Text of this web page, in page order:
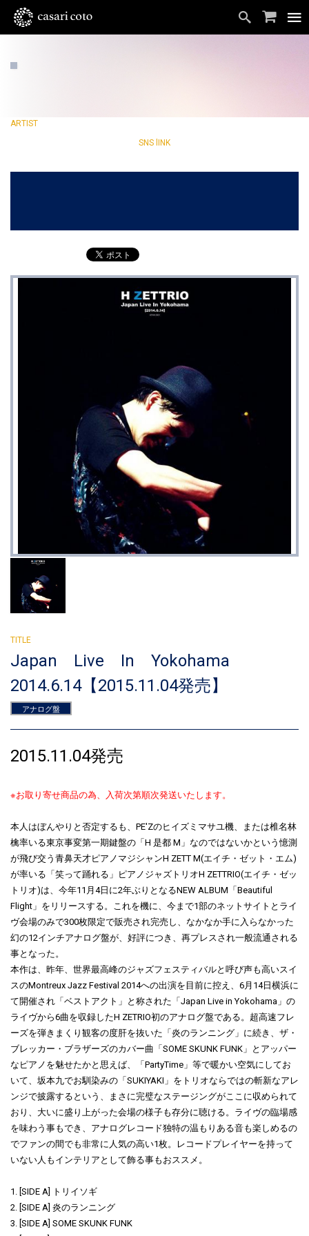
Japan Live In Yokohama
2014.6.14【2015.11.04発売】
アナログ盤
2015.11.04発売
※お取り寄せ商品の為、入荷次第順次発送いたします。
本人はぼんやりと否定するも、PE'Zのヒイズミマサユ機、または椎名林
檎率いる東京事変第一期鍵盤の「H 是都 M」なのではないかという憶測
が飛び交う青鼻天才ピアノマジシャンH ZETT M(エイチ・ゼット・エム)
が率いる「笑って踊れる」ピアノジャズトリオH ZETTRIO(エイチ・ゼッ
トリオ)は、今年11月4日に2年ぶりとなるNEW ALBUM「Beautiful
Flight」をリリースする。これを機に、今まで1部のネットサイトとライ
ヴ会場のみで300枚限定で販売され完売し、なかなか手に入らなかった
幻の12インチアナログ盤が、好評につき、再プレスされ一般流通される
事となった。
本作は、昨年、世界最高峰のジャズフェスティバルと呼び声も高いスイ
スのMontreux Jazz Festival 2014への出演を目前に控え、6月14日横浜に
て開催され「ベストアクト」と称された「Japan Live in Yokohama」の
ライヴから6曲を収録したH ZETRIO初のアナログ盤である。超高速フレ
ーズを弾きまくり観客の度肝を抜いた「炎のランニング」に続き、ザ・
ブレッカー・ブラザーズのカバー曲「SOME SKUNK FUNK」とアッパー
なピアノを魅せたかと思えば、「PartyTime」等で暖かい空気にしてお
いて、坂本九でお馴染みの「SUKIYAKI」をトリオならではの斬新なアレ
ンジで披露するという、まさに完璧なステージングがここに収められて
おり、大いに盛り上がった会場の様子も存分に聴ける。ライヴの臨場感
を味わう事もでき、アナログレコード独特の温もりある音も楽しめるの
でファンの間でも非常に人気の高い1枚。レコードプレイヤーを持って
いない人もインテリアとして飾る事もおススメ。
1. [SIDE A] トリイソギ
2. [SIDE A] 炎のランニング
3. [SIDE A] SOME SKUNK FUNK